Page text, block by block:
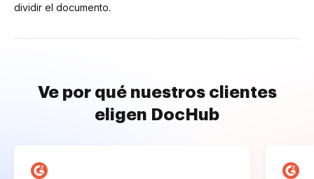
dividir el documento.
Ve por qué nuestros clientes
eligen DocHub